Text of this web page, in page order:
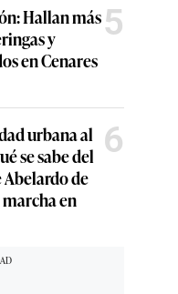
Hallan más
y
en Cenares
5
urbana al
se sabe del
de
en
6